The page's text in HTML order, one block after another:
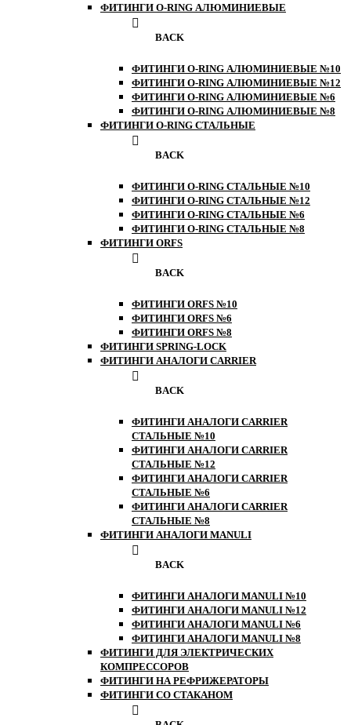
ФИТИНГИ O-RING АЛЮМИНИЕВЫЕ
BACK
ФИТИНГИ O-RING АЛЮМИНИЕВЫЕ №10
ФИТИНГИ O-RING АЛЮМИНИЕВЫЕ №12
ФИТИНГИ O-RING АЛЮМИНИЕВЫЕ №6
ФИТИНГИ O-RING АЛЮМИНИЕВЫЕ №8
ФИТИНГИ O-RING СТАЛЬНЫЕ
BACK
ФИТИНГИ O-RING СТАЛЬНЫЕ №10
ФИТИНГИ O-RING СТАЛЬНЫЕ №12
ФИТИНГИ O-RING СТАЛЬНЫЕ №6
ФИТИНГИ O-RING СТАЛЬНЫЕ №8
ФИТИНГИ ORFS
BACK
ФИТИНГИ ORFS №10
ФИТИНГИ ORFS №6
ФИТИНГИ ORFS №8
ФИТИНГИ SPRING-LOCK
ФИТИНГИ АНАЛОГИ CARRIER
BACK
ФИТИНГИ АНАЛОГИ CARRIER
СТАЛЬНЫЕ №10
ФИТИНГИ АНАЛОГИ CARRIER
СТАЛЬНЫЕ №12
ФИТИНГИ АНАЛОГИ CARRIER
СТАЛЬНЫЕ №6
ФИТИНГИ АНАЛОГИ CARRIER
СТАЛЬНЫЕ №8
ФИТИНГИ АНАЛОГИ MANULI
BACK
ФИТИНГИ АНАЛОГИ MANULI №10
ФИТИНГИ АНАЛОГИ MANULI №12
ФИТИНГИ АНАЛОГИ MANULI №6
ФИТИНГИ АНАЛОГИ MANULI №8
ФИТИНГИ ДЛЯ ЭЛЕКТРИЧЕСКИХ
КОМПРЕССОРОВ
ФИТИНГИ НА РЕФРИЖЕРАТОРЫ
ФИТИНГИ СО СТАКАНОМ